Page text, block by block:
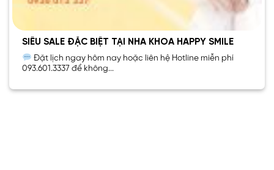
SIÊU SALE ĐẶC BIỆT TẠI NHA KHOA HAPPY SMILE
Đặt lịch ngay hôm nay hoặc liên hệ Hotline miễn phí
093.601.3337 để không...